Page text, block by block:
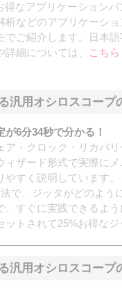
なアプリケーションバ
析などのアプリケーシ
でご紹介します。日本
細については、
こちら
汎用オシロスコー
6分34秒で分かる！
・クロック・リカバ
ィザード形式で実際に
やすく説明しています
で、ジッタがどのよ
すぐに実践できるよう
ットされて25%お得な
汎用オシロスコー